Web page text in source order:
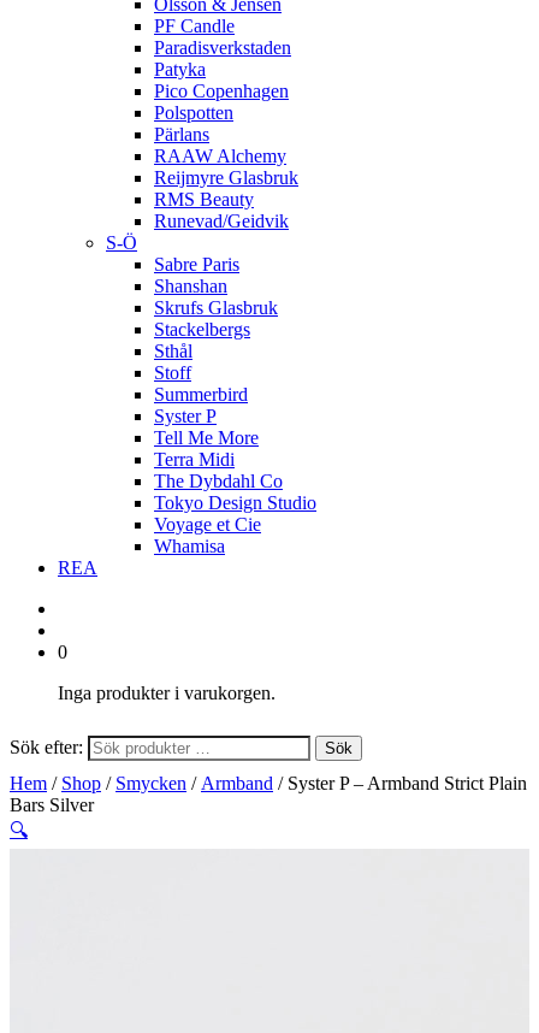
Olsson & Jensen
PF Candle
Paradisverkstaden
Patyka
Pico Copenhagen
Polspotten
Pärlans
RAAW Alchemy
Reijmyre Glasbruk
RMS Beauty
Runevad/Geidvik
S-Ö
Sabre Paris
Shanshan
Skrufs Glasbruk
Stackelbergs
Sthål
Stoff
Summerbird
Syster P
Tell Me More
Terra Midi
The Dybdahl Co
Tokyo Design Studio
Voyage et Cie
Whamisa
REA
0
Inga produkter i varukorgen.
Sök efter: Sök
Hem / Shop / Smycken / Armband / Syster P – Armband Strict Plain
Bars Silver
🔍